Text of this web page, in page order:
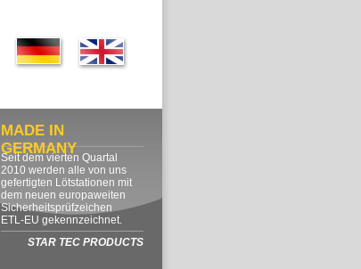
MADE IN
GERMANY
Seit dem vierten Quartal
2010 werden alle von uns
gefertigten Lötstationen mit
dem neuen europaweiten
Sicherheitsprüfzeichen
ETL-EU gekennzeichnet.
STAR TEC PRODUCTS